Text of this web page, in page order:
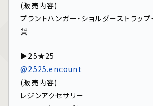
(販売内容)
プラントハンガー・ショルダーストラッ
貨
▶25★25
@2525.encount
(販売内容)
レジンアクセサリー